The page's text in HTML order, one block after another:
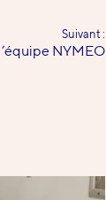
Suivant :
NYMEO